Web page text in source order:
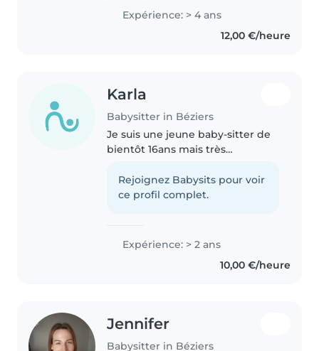
Les fratries ne sont pas un frein
pour moi. L'an dernier, après
Expérience: > 4 ans
12,00 €/heure
Karla
Babysitter in Béziers
Je suis une jeune baby-sitter de
bientôt 16ans mais très
sitting pour de vrai depuis mes
13ans mais j’ai commencé à aidé
Rejoignez Babysits pour voir
ce profil complet.
Expérience: > 2 ans
10,00 €/heure
Jennifer
Babysitter in Béziers